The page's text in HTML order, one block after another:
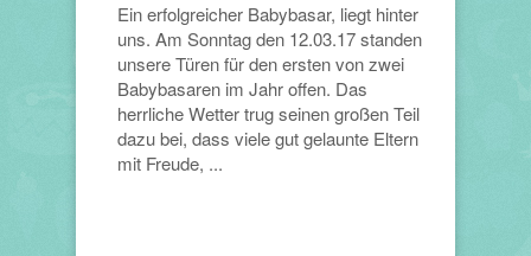
Ein erfolgreicher Babybasar, liegt hinter
uns. Am Sonntag den 12.03.17 standen
unsere Türen für den ersten von zwei
Babybasaren im Jahr offen. Das
herrliche Wetter trug seinen großen Teil
dazu bei, dass viele gut gelaunte Eltern
mit Freude, ...